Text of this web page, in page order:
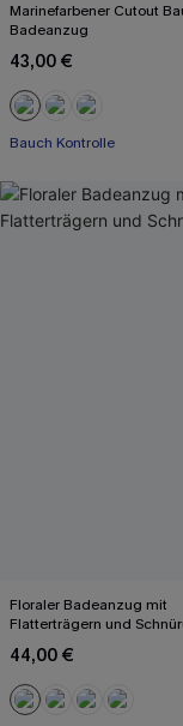
Marinefarbener Cutout
Badeanzug
43,00 €
Bauch Kontrolle
Floraler Badeanzug mit
Flatterträgern und
44,00 €